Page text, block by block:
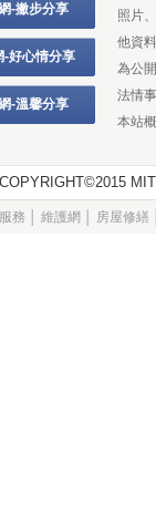
-撇步分享
-好心情分享
-溫馨分享
照片
他資
為公
法情
本站
COPYRIGHT©2015
務 維護網 房屋修繕